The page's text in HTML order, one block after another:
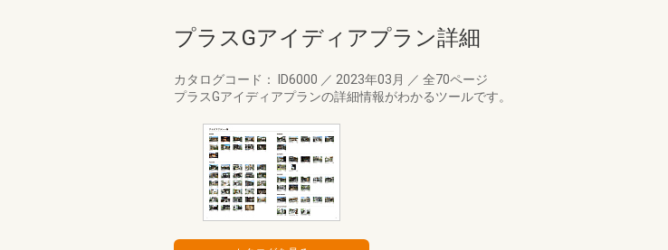
プラスGアイディアプラン詳細
カタログコード： ID6000 ／ 2023年03月 ／ 全70ページ
プラスGアイディアプランの詳細情報がわかるツールです。